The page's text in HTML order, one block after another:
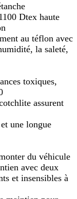
Dtex haute
au téflon avec
la saleté,
toxiques,
assurent
une longue
du véhicule
avec deux
et insensibles à